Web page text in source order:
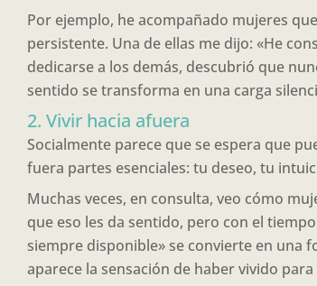
Por ejemplo, he acompañado mujeres
persistente. Una de ellas me dijo: «He
dedicarse a los demás, descubrió que
sentido se transforma en una carga
2. Vivir hacia afuera
Socialmente parece que se espera que
fuera partes esenciales: tu deseo, tu
Muchas veces, en consulta, veo cómo
que eso les da sentido, pero con el
siempre disponible» se convierte en una
aparece la sensación de haber vivido